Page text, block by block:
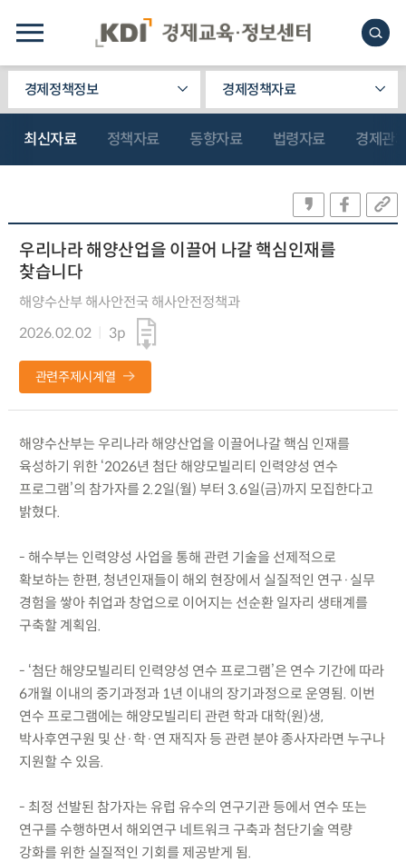
경제정책정보 경제정책자료
최신자료 정책자료 동향자료 법령자료 경제관
우리나라 해양산업을 이끌어 나갈 핵심인재를
찾습니다
해양수산부 해사안전국 해사안전정책과
2026.02.02
3p
관련주제시계열
해양수산부는 우리나라 해양산업을 이끌어나갈 핵심 인재를
육성하기 위한 ‘2026년 첨단 해양모빌리티 인력양성 연수
프로그램’의 참가자를 2.2일(월) 부터 3.6일(금)까지 모집한다고
밝혔다.
- 해수부는 인력양성 사업을 통해 관련 기술을 선제적으로
확보하는 한편, 청년인재들이 해외 현장에서 실질적인 연구·실무
경험을 쌓아 취업과 창업으로 이어지는 선순환 일자리 생태계를
구축할 계획임.
- ‘첨단 해양모빌리티 인력양성 연수 프로그램’은 연수 기간에 따라
6개월 이내의 중기과정과 1년 이내의 장기과정으로 운영됨. 이번
연수 프로그램에는 해양모빌리티 관련 학과 대학(원)생,
박사후연구원 및 산·학·연 재직자 등 관련 분야 종사자라면 누구나
지원할 수 있음.
- 최정 선발된 참가자는 유럽 유수의 연구기관 등에서 연수 또는
연구를 수행하면서 해외연구 네트워크 구축과 첨단기술 역량
강화를 위한 실질적인 기회를 제공받게 됨.